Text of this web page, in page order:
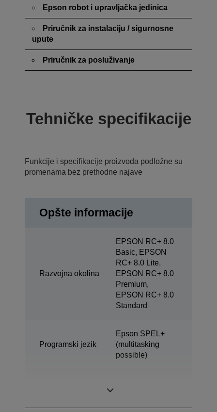
Epson robot i upravljačka jedinica
Priručnik za instalaciju / sigurnosne
upute
Priručnik za posluživanje
Tehničke specifikacije
Funkcije i specifikacije proizvoda podložne su
promenama bez prethodne najave
Opšte informacije
Razvojna okolina
EPSON RC+ 8.0
Basic, EPSON
RC+ 8.0 Lite,
EPSON RC+ 8.0
Premium,
EPSON RC+ 8.0
Standard
Programski jezik
Epson SPEL+
(multitasking
possible)